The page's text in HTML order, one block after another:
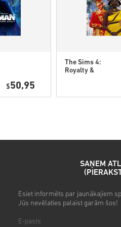
$50,95
The Sims 4:
Royalty &
SAŅEM
Esiet informēts par jaunākajiem
Jūs nevēlaties palaist garām šos!